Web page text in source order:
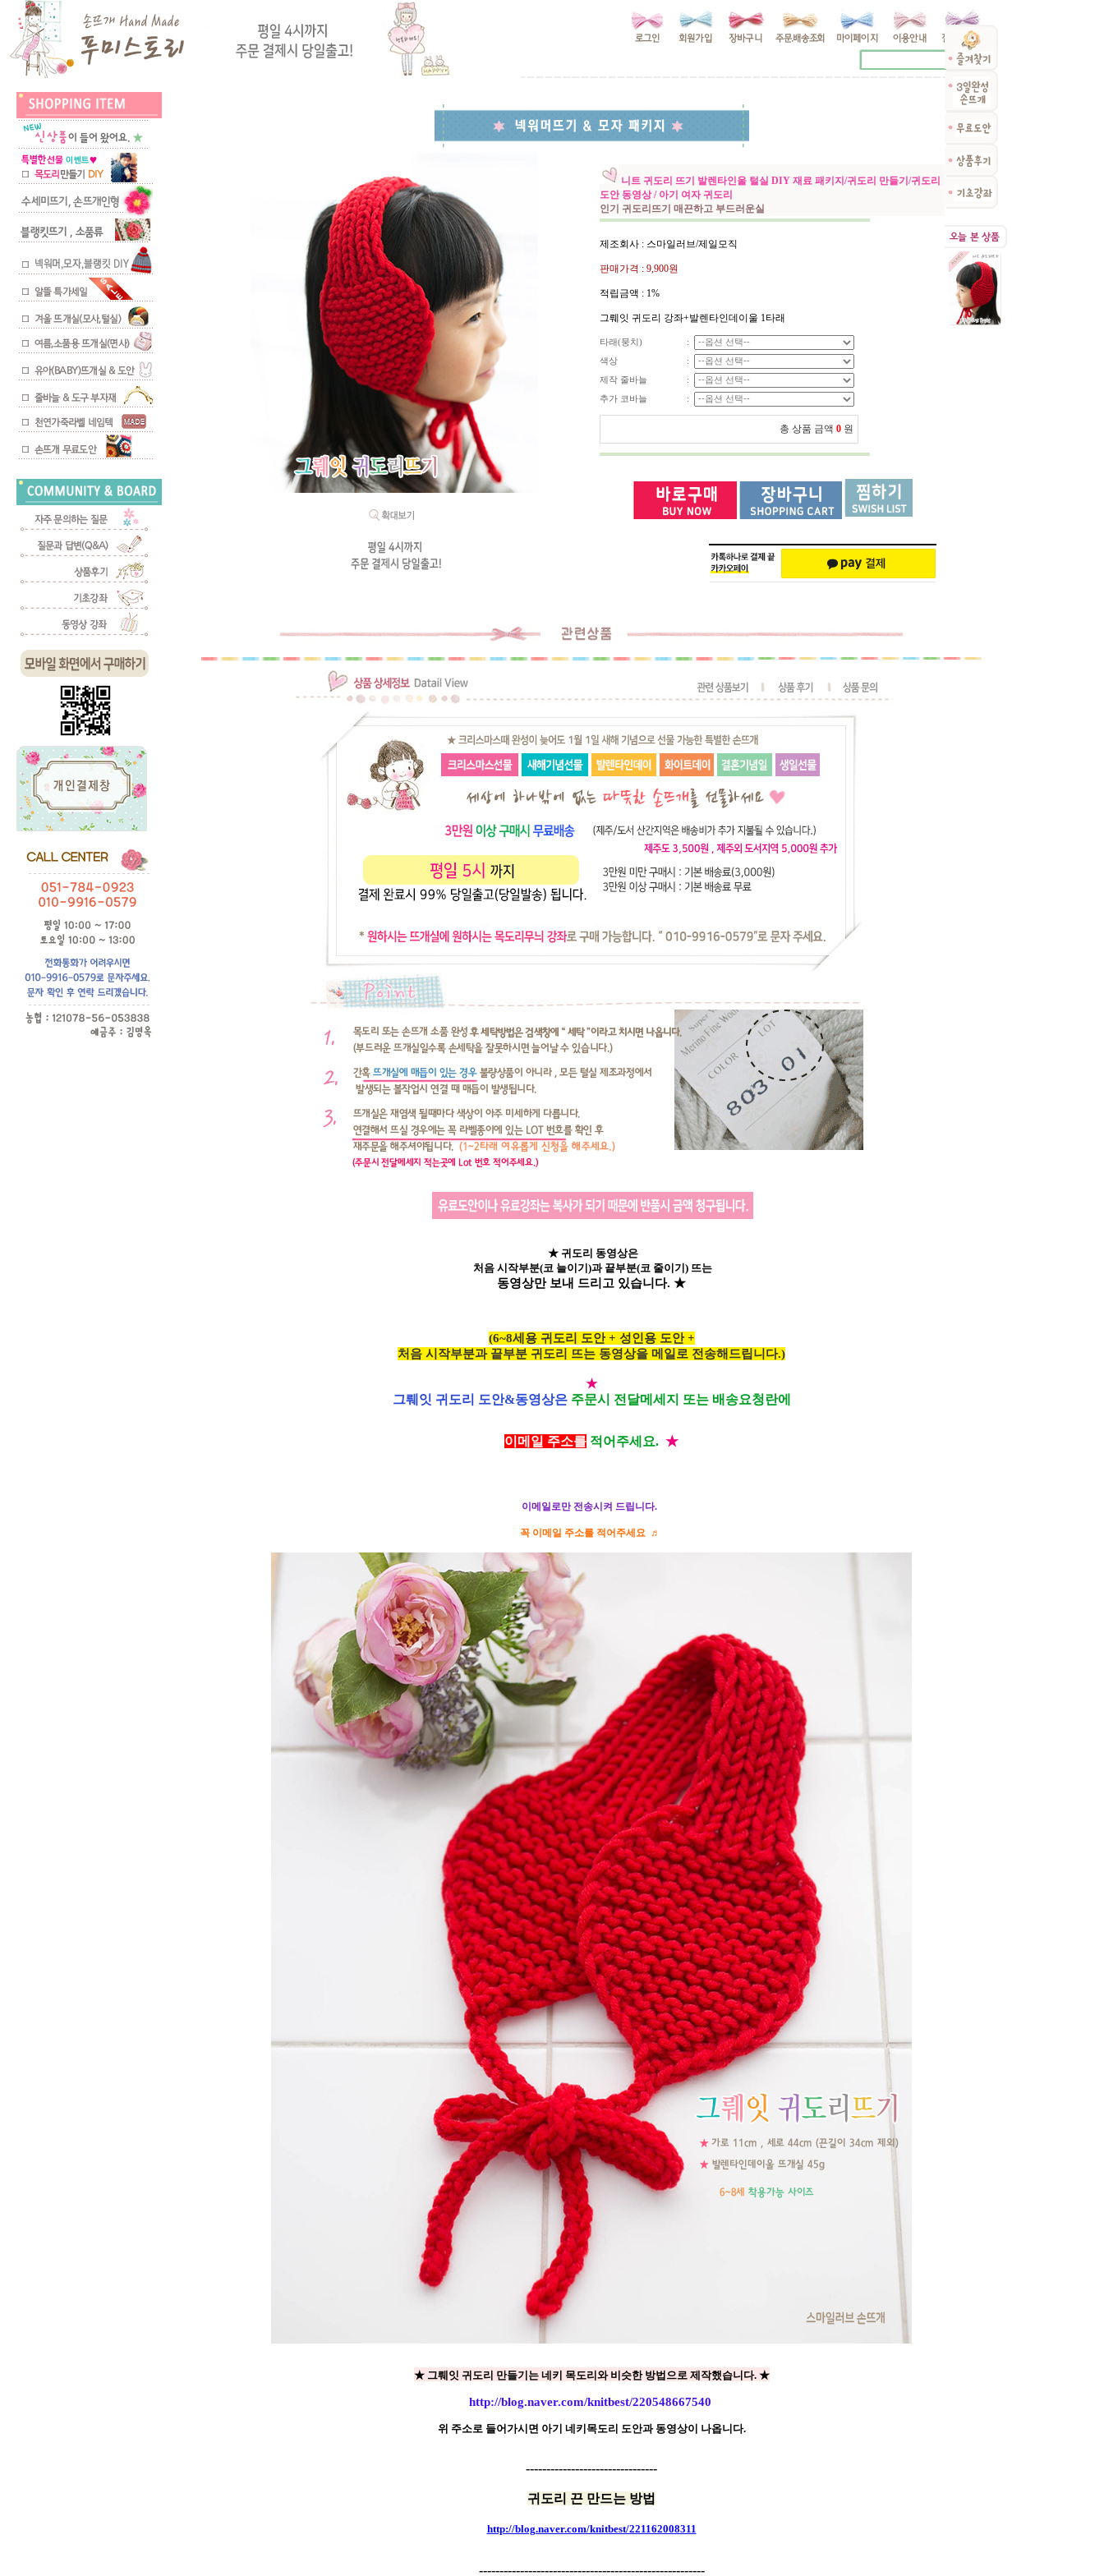
니트 귀도리 뜨기 발렌타인울 털실 DIY 재료 패키지/귀도리 만들기/귀도리
도안 동영상 / 아기 여자 귀도리
인기 귀도리뜨기 매끈하고 부드러운실
제조회사 : 스마일러브/제일모직
판매가격 : 9,900원
적립금액 : 1%
그뤠잇 귀도리 강좌+발렌타인데이울 1타래
타래(뭉치)
:
색상
:
제작 줄바늘
:
추가 코바늘
:
총 상품 금액 0 원
★ 귀도리 동영상은
처음 시작부분(코 늘이기)과 끝부분(코 줄이기) 뜨는
동영상만 보내 드리고 있습니다. ★
(6~8세용 귀도리 도안 + 성인용 도안 +
처음 시작부분과 끝부분 귀도리 뜨는 동영상을 메일로 전송해드립니다.)
★
그뤠잇 귀도리 도안&동영상은 주문시 전달메세지 또는 배송요청란에
이메일 주소를 적어주세요. ★
이메일로만 전송시켜 드립니다.
꼭 이메일 주소를 적어주세요 ♬
★ 그뤠잇 귀도리 만들기는 네키 목도리와 비슷한 방법으로 제작했습니다. ★
http://blog.naver.com/knitbest/220548667540
위 주소로 들어가시면 아기 네키목도리 도안과 동영상이 나옵니다.
--------------------------------
귀도리 끈 만드는 방법
http://blog.naver.com/knitbest/221162008311
-------------------------------------------------------